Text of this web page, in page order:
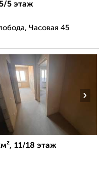
5 этаж
Часовая 45
›
11/18 этаж